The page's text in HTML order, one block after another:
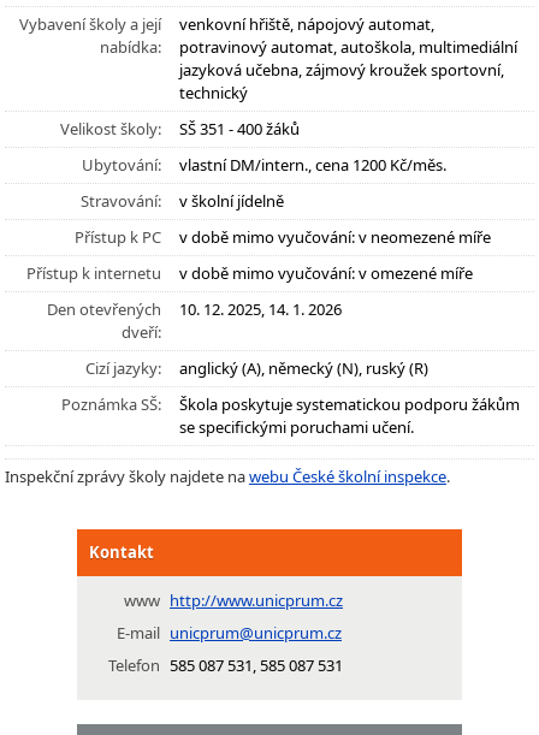
Vybavení školy a její
nabídka:
venkovní hřiště, nápojový automat,
potravinový automat, autoškola, multimediální
jazyková učebna, zájmový kroužek sportovní,
technický
Velikost školy:
SŠ 351 - 400 žáků
Ubytování:
vlastní DM/intern., cena 1200 Kč/měs.
Stravování:
v školní jídelně
Přístup k PC
v době mimo vyučování: v neomezené míře
Přístup k internetu
v době mimo vyučování: v omezené míře
Den otevřených
dveří:
10. 12. 2025, 14. 1. 2026
Cizí jazyky:
anglický (A), německý (N), ruský (R)
Poznámka SŠ:
Škola poskytuje systematickou podporu žákům
se specifickými poruchami učení.
Inspekční zprávy školy najdete nawebu České školní inspekce.
Kontakt
www http://www.unicprum.cz
E-mail unicprum@unicprum.cz
Telefon 585 087 531, 585 087 531